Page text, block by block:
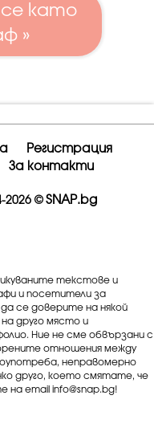
като
»
Регистрация
За контакти
2026 © SNAP.bg
текстове и
и посетители за
се доверите на някой
друго място и
Ние не сме обвързани с
отношения между
неправомерно
друго, което смятате, че
на email info@snap.bg!